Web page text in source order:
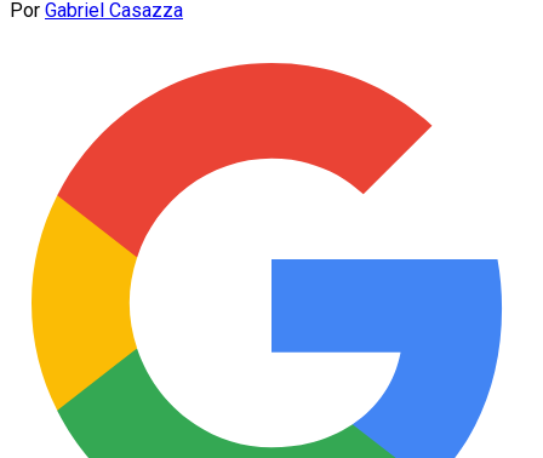
Por Gabriel Casazza